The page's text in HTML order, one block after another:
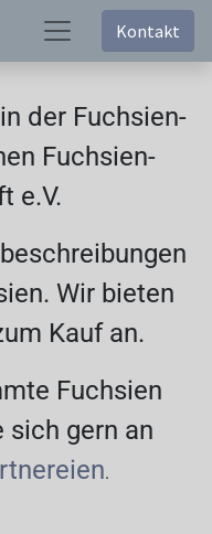
Kontakt
der Fuchsien-
Fuchsien-
e.V.
Wir bieten
Kauf an.
Fuchsien
sich gern an
.